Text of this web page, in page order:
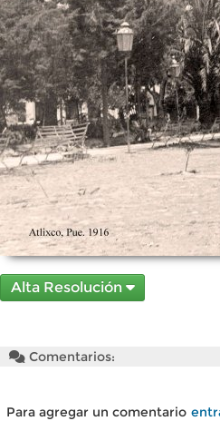
Alta Resolución
Comentarios:
Para agregar un comentario